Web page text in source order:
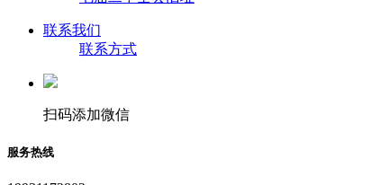
联系我们
联系方式
扫码添加微信
服务热线